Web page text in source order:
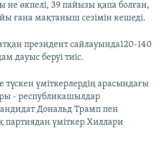
не өкпелі, 39 пайызы қапа болған,
ғана мақтаныш сезімін кешеді.
президент сайлауында120-140
дауыс беруі тиіс.
түскен үміткерлердің арасындағы
- республикашылдар
Дональд Трамп пен
партиядан үміткер Хиллари